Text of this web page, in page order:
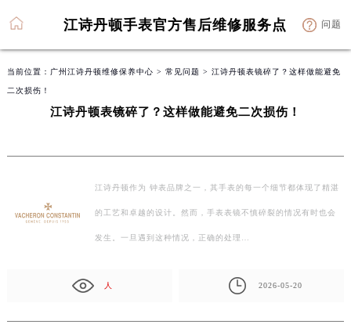
江诗丹顿手表官方售后维修服务点 问题
当前位置： 广州江诗丹顿维修保养中心 > 常见问题 > 江诗丹顿表镜碎了？这样做能避免
二次损伤！
江诗丹顿表镜碎了？这样做能避免二次损伤！
江诗丹顿作为 钟表品牌之一，其手表的每一个细节都体现了精湛
的工艺和卓越的设计。然而，手表表镜不慎碎裂的情况有时也会
发生。一旦遇到这种情况，正确的处理…
人 2026-05-20